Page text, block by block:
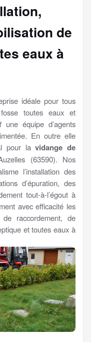
de
eaux à
idéale pour tous
fosse toutes eaux et
équipe d’agents
En outre elle
pour lavidange de
(63590). Nos
l’installation des
d’épuration, des
tout-à-l’égout à
avec efficacité les
de raccordement, de
et toutes eaux à